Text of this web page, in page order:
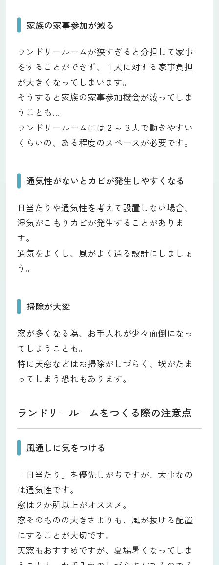
家族の家事参加が減る
ランドリールームが狭すぎると分担して家事
をすることができず、１人に対する家事負担
が大きくなってしまいます。
そうすると家族の家事参加機会が減ってしま
うことも…
ランドリールームには２～３人で動きやすい
くらいの、ある程度のスペースが必要です。
通気性がないとカビが発生しやすくなる
日当たりや通気性を考えて設置しない場合、
湿気がこもりカビが発生することがありま
す。
通気をよくし、風がよく通る設計にしましょ
う。
掃除が大変
窓が多くなる為、お手入れが少々面倒になっ
てしまうことも。
特に天窓などはお掃除がしづらく、埃がたま
ってしまう恐れもあります。
ランドリールームをつくる際の注意点
風通しに気をつける
「日当たり」を優先しがちですが、大事なの
は通気性です。
窓は２か所以上がオススメ。
窓そのものの大きさよりも、風が抜ける配置
にすることが大切です。
天窓もおすすめですが、夏場暑くなってしま